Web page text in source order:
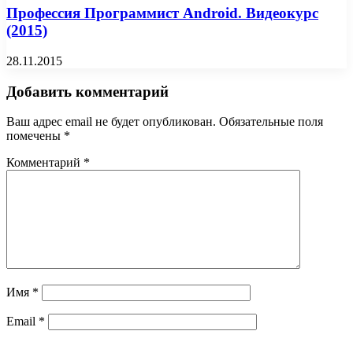
Профессия Программист Android. Видеокурс
(2015)
28.11.2015
Добавить комментарий
Ваш адрес email не будет опубликован. Обязательные поля
помечены *
Комментарий *
Имя *
Email *